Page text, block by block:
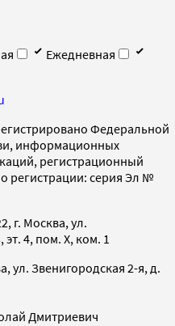
Ежедневная
Федеральной
информационных
регистрационный
регистрации: серия Эл №
г. Москва, ул.
эт. 4, пом. X, ком. 1
ул. Звенигородская 2-я, д.
Дмитриевич